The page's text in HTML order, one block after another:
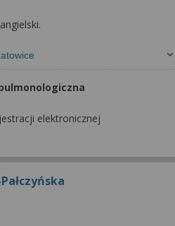
angielski.
elektronicznej